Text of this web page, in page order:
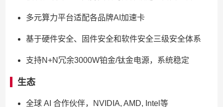
多元算力平台适配各品牌AI加速卡
基于硬件安全、固件安全和软件安全三级安全体系
支持N+N冗余3000W铂金/钛金电源，系统稳定
生态
全球 AI 合作伙伴，NVIDIA, AMD, Intel等